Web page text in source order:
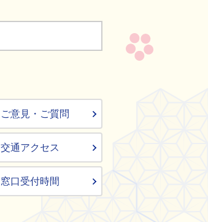
ご意見・ご質問
交通アクセス
窓口受付時間